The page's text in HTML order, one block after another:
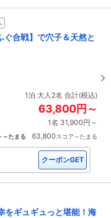
合戦】で穴子＆天然と
1泊 大人2名 合計(税込)
63,800円～
1名 31,900円～
～たまる 63,800スコア～たまる
クーポンGET
ギュギュっと堪能！海